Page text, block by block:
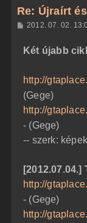
Re: Újraírt
H
z
z
ó
l
á
s
2012. 07. 02.
Két újabb
http://
(Gege)
http://
- (Gege)
-- szerk:
http://
- (Gege)
http://